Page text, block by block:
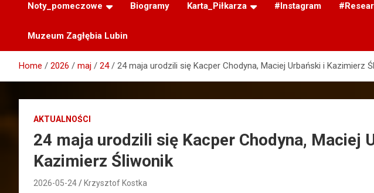
Noty_pomeczowe Biogramy Karta_Piłkarza #Instagram
Muzeum Zagłębia Lubin
Home 2026 maj 24 24 maja urodzili się Kacper Chodyna, Maciej Urbański i Kazimierz
AKTUALNOŚCI
24 maja urodzili się Kacper Chodyna, Maciej
Kazimierz Śliwonik
2026-05-24 Krzysztof Kostka